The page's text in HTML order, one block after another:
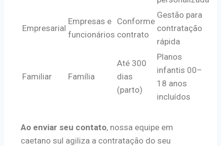
Empresarial
Empresas e
funcionários
Conforme
contrato
Gestão para
contratação
rápida
Familiar Família
Até 300
dias
(parto)
Planos
infantis 00–
18 anos
incluídos
Ao enviar seu contato, nossa equipe em
caetano sul agiliza a contratação do seu